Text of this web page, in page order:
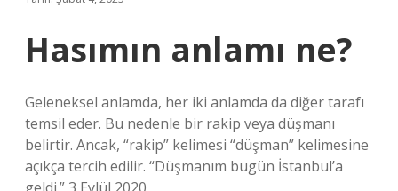
Hasımın anlamı ne?
Geleneksel anlamda, her iki anlamda da diğer tarafı
temsil eder. Bu nedenle bir rakip veya düşmanı
belirtir. Ancak, “rakip” kelimesi “düşman” kelimesine
açıkça tercih edilir. “Düşmanım bugün İstanbul’a